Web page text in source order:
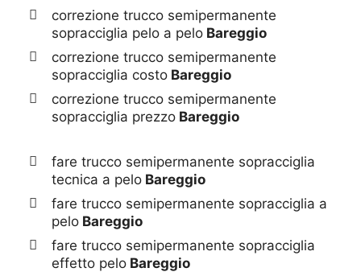
correzione trucco semipermanente
sopracciglia pelo a pelo Bareggio
correzione trucco semipermanente
sopracciglia costo Bareggio
correzione trucco semipermanente
sopracciglia prezzo Bareggio
fare trucco semipermanente sopracciglia
tecnica a pelo Bareggio
fare trucco semipermanente sopracciglia a
pelo Bareggio
fare trucco semipermanente sopracciglia
effetto pelo Bareggio